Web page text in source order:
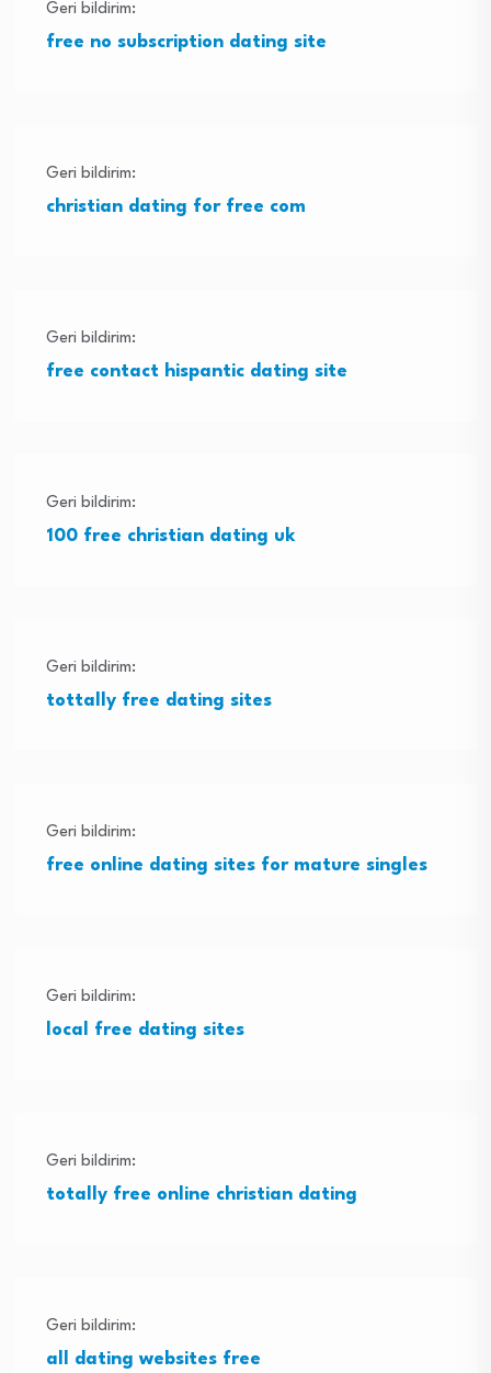
Geri bildirim:
free no subscription dating site
Geri bildirim:
christian dating for free com
Geri bildirim:
free contact hispantic dating site
Geri bildirim:
100 free christian dating uk
Geri bildirim:
tottally free dating sites
Geri bildirim:
free online dating sites for mature singles
Geri bildirim:
local free dating sites
Geri bildirim:
totally free online christian dating
Geri bildirim:
all dating websites free